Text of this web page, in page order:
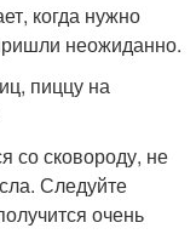
когда нужно
неожиданно.
пиццу на
со сковороду, не
Следуйте
очень